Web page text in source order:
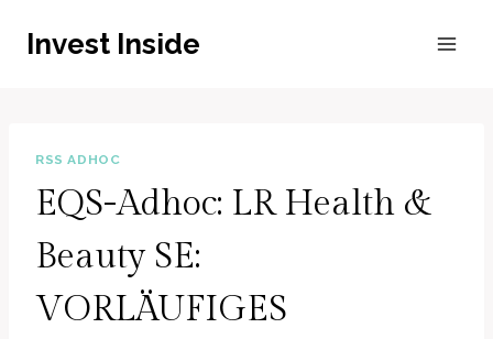
InhaltInvest Inside
RSS ADHOC
EQS-Adhoc: LR Health &
Beauty SE:
VORLÄUFIGES